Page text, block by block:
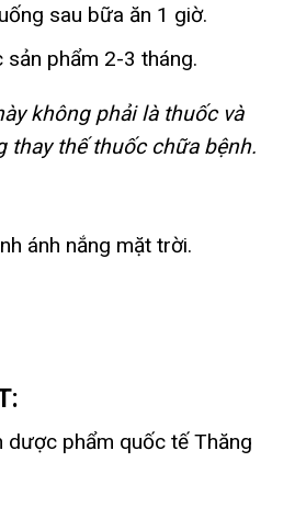
sau bữa ăn 1 giờ.
sản phẩm 2-3 tháng.
không phải là thuốc và
thay thế thuốc chữa bệnh.
ánh nắng mặt trời.
dược phẩm quốc tế Thăng